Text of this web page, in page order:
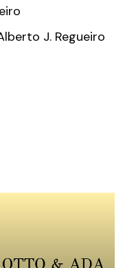
J. Regueiro